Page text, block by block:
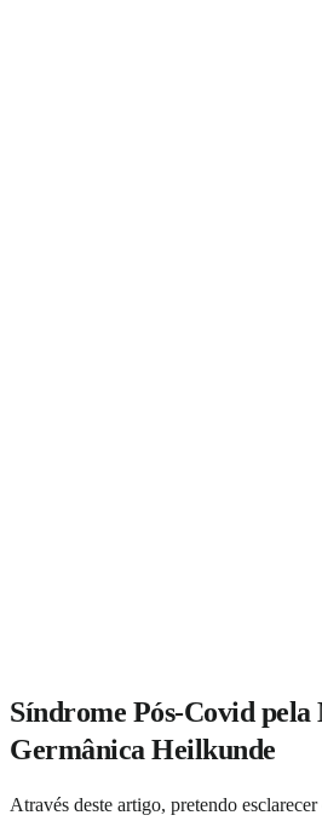
Síndrome Pós-Covid
Germânica Heilkunde
Através deste artigo, pretendo